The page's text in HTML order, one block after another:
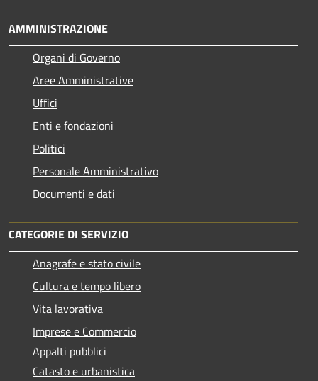
AMMINISTRAZIONE
Organi di Governo
Aree Amministrative
Uffici
Enti e fondazioni
Politici
Personale Amministrativo
Documenti e dati
CATEGORIE DI SERVIZIO
Anagrafe e stato civile
Cultura e tempo libero
Vita lavorativa
Imprese e Commercio
Appalti pubblici
Catasto e urbanistica